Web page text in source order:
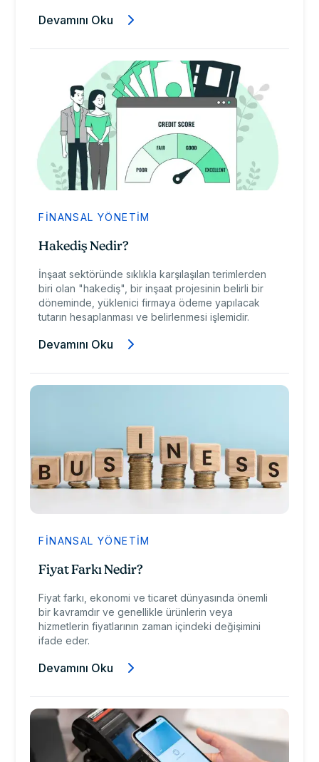
Devamını Oku
FINANSAL YÖNETIM
Hakediş Nedir?
İnşaat sektöründe sıklıkla karşılaşılan terimlerden
biri olan "hakediş", bir inşaat projesinin belirli bir
döneminde, yüklenici firmaya ödeme yapılacak
tutarın hesaplanması ve belirlenmesi işlemidir.
Devamını Oku
FINANSAL YÖNETIM
Fiyat Farkı Nedir?
Fiyat farkı, ekonomi ve ticaret dünyasında önemli
bir kavramdır ve genellikle ürünlerin veya
hizmetlerin fiyatlarının zaman içindeki değişimini
ifade eder.
Devamını Oku